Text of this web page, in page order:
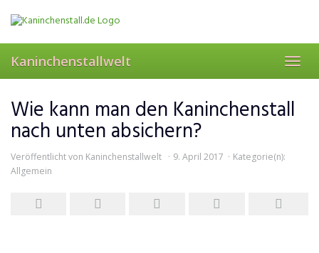
Kaninchenstallwelt
Wie kann man den Kaninchenstall
nach unten absichern?
Veröffentlicht von Kaninchenstallwelt 9. April 2017
Kategorie(n):
Allgemein